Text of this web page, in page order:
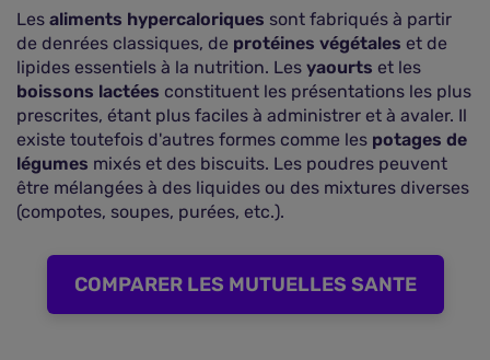
Les aliments hypercaloriques sont fabriqués à partir
de denrées classiques, de protéines végétales et de
lipides essentiels à la nutrition. Les yaourts et les
boissons lactées constituent les présentations les plus
prescrites, étant plus faciles à administrer et à avaler. Il
existe toutefois d'autres formes comme les potages de
légumes mixés et des biscuits. Les poudres peuvent
être mélangées à des liquides ou des mixtures diverses
(compotes, soupes, purées, etc.).
COMPARER LES MUTUELLES SANTE